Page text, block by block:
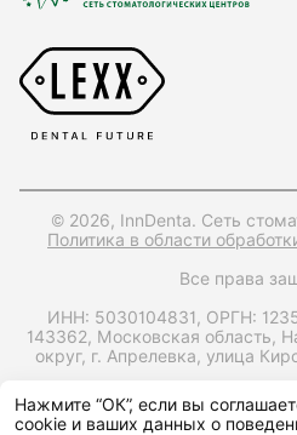
© 2026, InnDenta. Сеть
Политика в области
Все права
ИНН: 5030104831, ОРГН:
143362, Московская область,
округ, г. Апрелевка, улица
Запрос справки на
Нажмите “ОК”, если вы
cookie и ваших данных о